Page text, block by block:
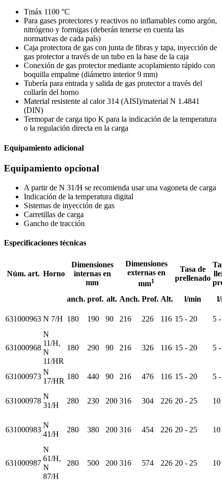
Tmáx 1100 °C
Para gases protectores y reactivos no inflamables como argón,
nitrógeno y formigas (deberán tenerse en cuenta las
normativas de cada país)
Caja protectora de gas con junta de fibras y tapa, inyección de
gas protector a través de un tubo en la base de la caja
Conexión de gas protector mediante acoplamiento rápido con
boquilla empalme (diámetro interior 9 mm)
Tubería para entrada y salida de gas protector a través del
collarín del horno
Material resistente al calor 314 (AISI)/material N 1.4841
(DIN)
Termopar de carga tipo K para la indicación de la temperatura
o la regulación directa en la carga
Equipamiento adicional
Equipamiento opcional
A partir de N 31/H se recomienda usar una vagoneta de carga
Indicación de la temperatura digital
Sistemas de inyección de gas
Carretillas de carga
Gancho de tracción
Especificaciones técnicas
Núm. art. Horno
Dimensiones
internas en
mm
Dimensiones
externas en
mm1
Tasa de
prellenado
anch. prof. alt. Anch. Prof. Alt. l/min
631000963 N 7/H 180 190 90 216 226 116 15 - 20 5
631000968
N
11/H,
N
11/HR
180 290 90 216 326 116 15 - 20 5
631000973
N
17/HR
180 440 90 216 476 116 15 - 20 5
631000978
N
31/H
280 230 200 316 304 226 20 - 25
631000983
N
41/H
280 380 200 316 454 226 20 - 25
631000987
N
61/H,
N
87/H
280 500 200 316 574 226 20 - 25